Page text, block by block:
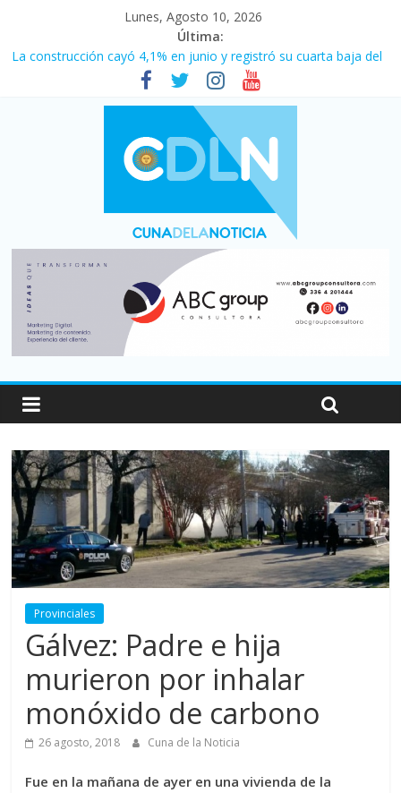
Lunes, Agosto 10, 2026
Última:
La construcción cayó 4,1% en junio y registró su cuarta baja del
Duelo internacional: Falleció Jorge Messi, el papá de Leo
El consumo sigue frenado: las ventas minoristas cayeron 3,8 en
julio y acumulan siete meses en baja
Newell’s cayó 2 a 1 ante Defensa y Justicia en Florencio Varela
por la cuarta fecha del Clausura
El agro argentino logró un récord histórico de exportaciones en
el primer semestre de 2026
Provinciales
Gálvez: Padre e hija
murieron por inhalar
monóxido de carbono
26 agosto, 2018 Cuna de la Noticia
Fue en la mañana de ayer en una vivienda de la